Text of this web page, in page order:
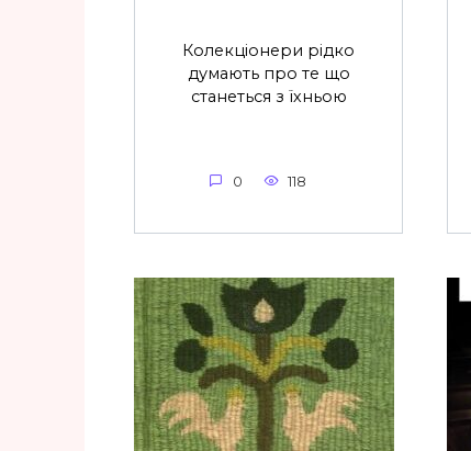
Колекціонери рідко
думають про те що
станеться з їхньою
0 118